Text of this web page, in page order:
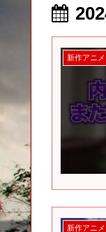
新作アニメ
新作アニメ